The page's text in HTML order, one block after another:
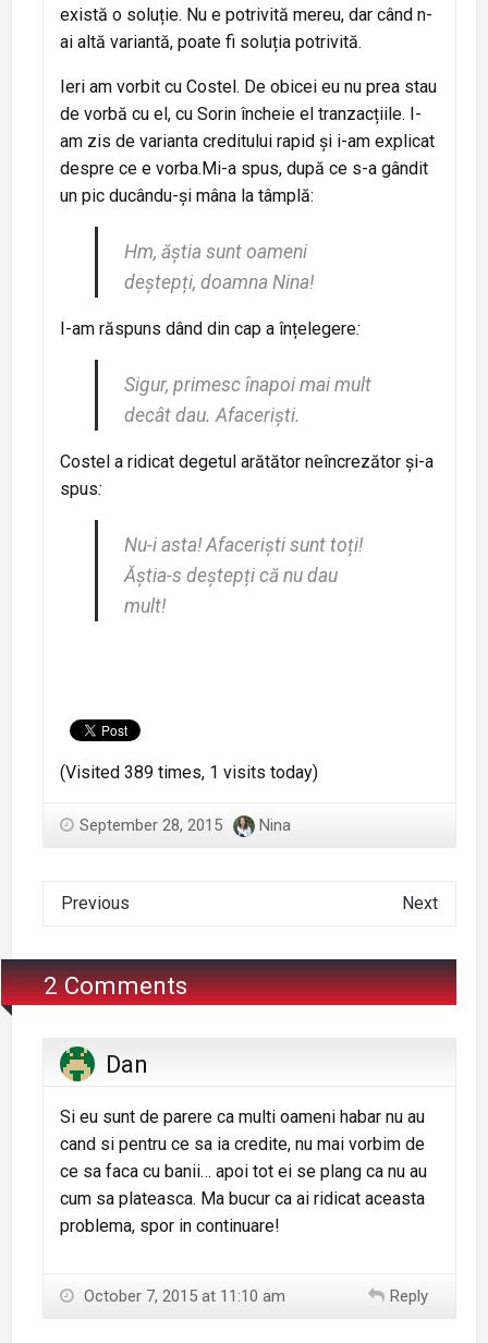
există o soluție. Nu e potrivită mereu, dar când n-
ai altă variantă, poate fi soluția potrivită.
Ieri am vorbit cu Costel. De obicei eu nu prea stau
de vorbă cu el, cu Sorin încheie el tranzacțiile. I-
am zis de varianta creditului rapid și i-am explicat
despre ce e vorba.Mi-a spus, după ce s-a gândit
un pic ducându-și mâna la tâmplă:
Hm, ăștia sunt oameni
deștepți, doamna Nina!
I-am răspuns dând din cap a înțelegere:
Sigur, primesc înapoi mai mult
decât dau. Afaceriști.
Costel a ridicat degetul arătător neîncrezător și-a
spus:
Nu-i asta! Afaceriști sunt toți!
Ăștia-s deștepți că nu dau
mult!
(Visited 389 times, 1 visits today)
September 28, 2015 Nina
Previous Next
2 Comments
Dan
Si eu sunt de parere ca multi oameni habar nu au
cand si pentru ce sa ia credite, nu mai vorbim de
ce sa faca cu banii… apoi tot ei se plang ca nu au
cum sa plateasca. Ma bucur ca ai ridicat aceasta
problema, spor in continuare!
October 7, 2015 at 11:10 am Reply